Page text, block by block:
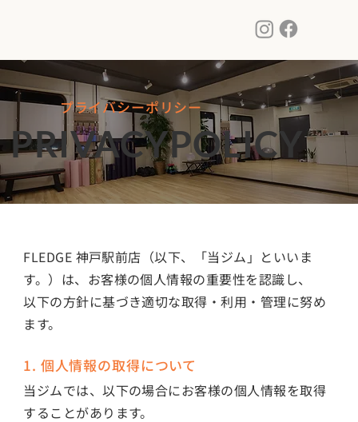
プライバシーポリシー
PRIVACYPOLICY
FLEDGE 神戸駅前店（以下、「当ジム」といいま
す。）は、お客様の個人情報の重要性を認識し、
以下の方針に基づき適切な取得・利用・管理に努め
ます。
1. 個人情報の取得について
当ジムでは、以下の場合にお客様の個人情報を取得
することがあります。